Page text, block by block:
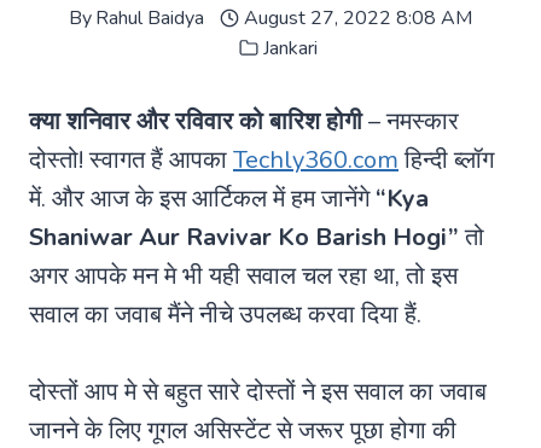
ByRahul Baidya
August 27, 2022 8:08 AM
Jankari
क्या शनिवार और रविवार को बारिश होगी– नमस्कार
दोस्तो! स्वागत हैं आपकाTechly360.comहिन्दी ब्लॉग
में. और आज के इस आर्टिकल में हम जानेंगे“Kya
Shaniwar Aur Ravivar Ko Barish Hogi”तो
अगर आपके मन मे भी यही सवाल चल रहा था, तो इस
सवाल का जवाब मैंने नीचे उपलब्ध करवा दिया हैं.
दोस्तों आप मे से बहुत सारे दोस्तों ने इस सवाल का जवाब
जानने के लिए गूगल असिस्टेंट से जरूर पूछा होगा की